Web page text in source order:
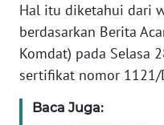
Hal itu diketahui dari
berdasarkan Berita
Komdat) pada Selasa
sertifikat nomor 1121/
Baca Juga:
REDAKSI
KARIR